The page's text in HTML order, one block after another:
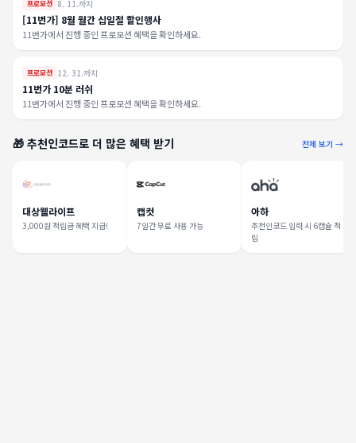
프로모션 8. 11.까지
[11번가] 8월 월간 십일절 할인행사
11번가에서 진행 중인 프로모션 혜택을 확인하세요.
프로모션 12. 31.까지
11번가 10분 러쉬
11번가에서 진행 중인 프로모션 혜택을 확인하세요.
🎁 추천인코드로 더 많은 혜택 받기 전체 보기 →
대상웰라이프
3,000원 적립금 혜택 지급!
캡컷
7일간 무료 사용 가능
아하
추천인코드 입력 시 6캡슐 적
립